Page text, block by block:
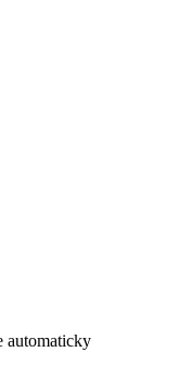
automaticky